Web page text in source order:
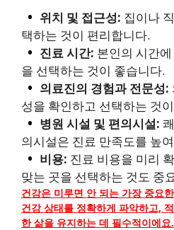
위치 및 접근성: 집이나
택하는 것이 편리합니다.
진료 시간: 본인의 시간
을 선택하는 것이 좋습니다.
의료진의 경험과 전문성:
성을 확인하고 선택하는 것
병원 시설 및 편의시설:
의시설은 진료 만족도를 높
비용: 진료 비용을 미리
맞는 곳을 선택하는 것도 중
건강은 미루면 안 되는 가장 중요
건강 상태를 정확하게 파악하고,
한 삶을 유지하는 데 필수적이에요.